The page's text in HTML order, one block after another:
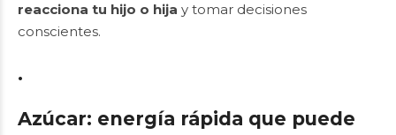
reacciona tu hijo o hija y tomar decisiones
conscientes.
.
Azúcar: energía rápida que puede